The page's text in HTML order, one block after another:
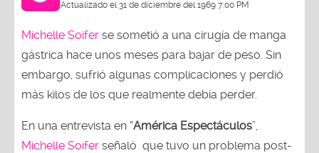
Actualizado el 31 de diciembre del 1969 7:00 PM
Michelle Soifer se sometió a una cirugía de manga
gástrica hace unos meses para bajar de peso. Sin
embargo, sufrió algunas complicaciones y perdió
más kilos de los que realmente debía perder.
En una entrevista en “América Espectáculos”,
Michelle Soifer señaló que tuvo un problema post-